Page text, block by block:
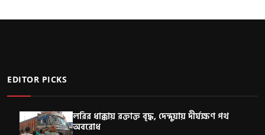
EDITOR PICKS
লরির ধাক্কায় রক্তাক্ত বৃদ্ধ, দেন্দুয়ায় দীর্ঘক্ষণ পথ
অবরোধ